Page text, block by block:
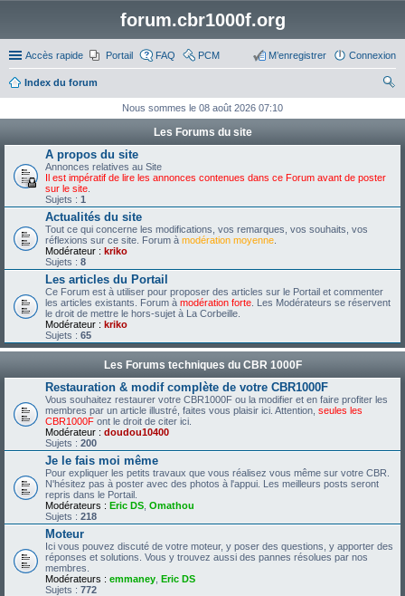
forum.cbr1000f.org
Accès rapide Portail FAQ PCM Connexion
M’enregistrer
Index du forum
ch
Nous sommes le 08 août 2026 07:10
Les Forums du site
A propos du site
Annonces relatives au Site
Il est impératif de lire les annonces contenues dans ce Forum avant de poster
sur le site
Sujets : 1
Actualités du site
Tout ce qui concerne les modifications, vos remarques, vos souhaits, vos
réflexions sur ce site. Forum à modération moyenne
Modérateur : kriko
Sujets : 8
Les articles du Portail
Ce Forum est à utiliser pour proposer des articles sur le Portail et commenter
les articles existants. Forum à modération forte . Les Modérateurs se réservent
le droit de mettre le hors-sujet à La Corbeille.
Modérateur : kriko
Sujets : 65
Les Forums techniques du CBR 1000F
Restauration & modif complète de votre CBR1000F
Vous souhaitez restaurer votre CBR1000F ou la modifier et en faire profiter les
membres par un article illustré, faites vous plaisir ici. Attention, seules les
CBR1000F ont le droit de citer ici.
Modérateur : doudou10400
Sujets : 200
Je le fais moi même
Pour expliquer les petits travaux que vous réalisez vous même sur votre CBR.
N'hésitez pas à poster avec des photos à l'appui. Les meilleurs posts seront
repris dans le Portail.
Modérateurs : Eric DS Omathou
Sujets : 218
Moteur
Ici vous pouvez discuté de votre moteur, y poser des questions, y apporter des
réponses et solutions. Vous y trouvez aussi des pannes résolues par nos
membres.
Modérateurs : emmaney Eric DS
Sujets : 772